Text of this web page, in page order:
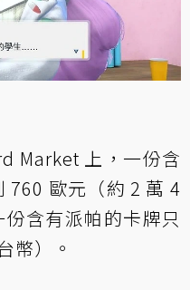
Market 上，一份含
760 歐元（約 2 萬 4
含有派帕的卡牌只
幣）。